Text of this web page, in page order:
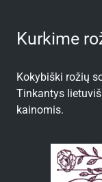
Kurkime
Kokybiški rožių
Tinkantys
kainomis.